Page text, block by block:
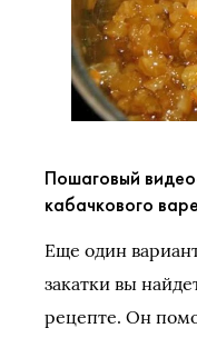
Пошаговый
кабачкового
Еще один
закатки вы
рецепте. Он